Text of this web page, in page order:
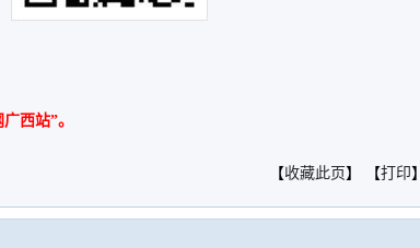
西站”。
【收藏此页 】 【打印】